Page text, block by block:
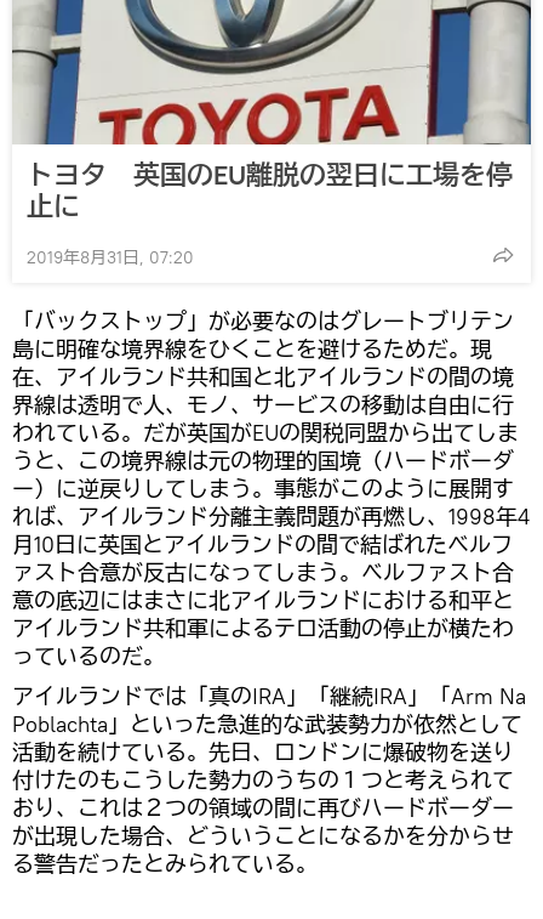
トヨタ 英国のEU離脱の翌日に工場を停
止に
2019年8月31日, 07:20
「バックストップ」が必要なのはグレートブリテン
島に明確な境界線をひくことを避けるためだ。現
在、アイルランド共和国と北アイルランドの間の境
界線は透明で人、モノ、サービスの移動は自由に行
われている。だが英国がEUの関税同盟から出てしま
うと、この境界線は元の物理的国境（ハードボーダ
ー）に逆戻りしてしまう。事態がこのように展開す
れば、アイルランド分離主義問題が再燃し、1998年4
月10日に英国とアイルランドの間で結ばれたベルフ
ァスト合意が反古になってしまう。ベルファスト合
意の底辺にはまさに北アイルランドにおける和平と
アイルランド共和軍によるテロ活動の停止が横たわ
っているのだ。
アイルランドでは「真のIRA」「継続IRA」「Arm Na
Poblachta」といった急進的な武装勢力が依然として
活動を続けている。先日、ロンドンに爆破物を送り
付けたのもこうした勢力のうちの１つと考えられて
おり、これは２つの領域の間に再びハードボーダー
が出現した場合、どういうことになるかを分からせ
る警告だったとみられている。